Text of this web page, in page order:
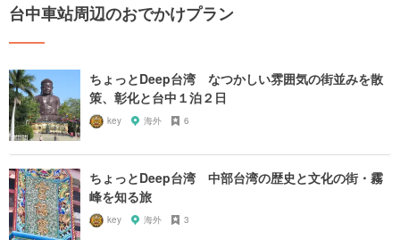
台中車站周辺のおでかけプラン
ちょっとDeep台湾 なつかしい雰囲気の街並みを散
策、彰化と台中１泊２日
key 海外 6
ちょっとDeep台湾 中部台湾の歴史と文化の街・霧
峰を知る旅
key 海外 3